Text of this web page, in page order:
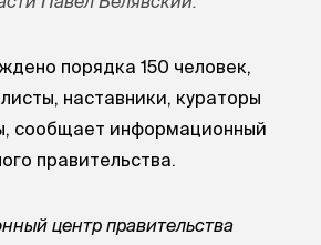
порядка 150 человек,
наставники, кураторы
сообщает информационный
правительства.
центр правительства